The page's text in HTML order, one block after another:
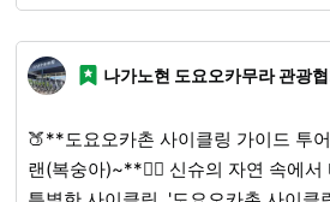
콘쿠르 일본 대표팀(파에야 콘쿠르
리아 매니아 컵(파에야 매니아 컵)의
파에리아 만들기 전문가에게 지도를
비티와 조합하여 실시하는 것도 가능
급의 팟홀에서 물놀이를 즐기는 「팟
의 조합을 추천합니다. 【복장】 ・움직이기 편한 복장, 움직
12368(豊丘村神稲12368) TEL: 0265-35-
(최소 진행 인원: 2명) ※ 1명, 혹은 8명
당: 5,000엔 ※ 노다이라 캠프장(野田
를 이용하는 경우에는, 별도로 「500
나가노현 도요오카무라 관광
🍑**도요오카촌 사이클링 가이드 투
랜(복숭아)~**🚴‍♀️ 신슈의 자연 속에서 바람을 느끼며 즐기는